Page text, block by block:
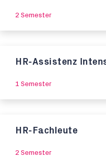
2 Semester
HR-Assistenz
1 Semester
HR-Fachleute
2 Semester